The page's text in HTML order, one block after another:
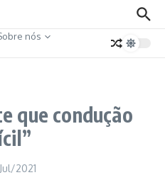
nós
que condução
2021